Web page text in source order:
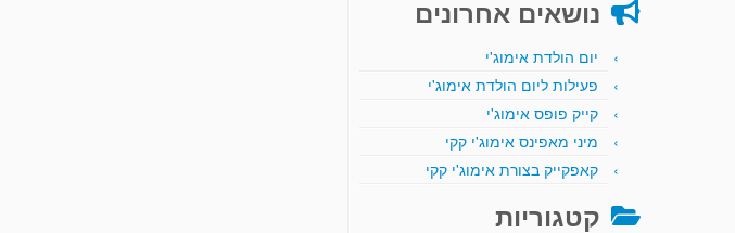
נושאים אחרונים
יום הולדת אימוג'י
פעילות ליום הולדת אימוג'י
קייק פופס אימוג'י
מיני מאפינס אימוג'י קקי
קאפקייק בצורת אימוג'י קקי
קטגוריות